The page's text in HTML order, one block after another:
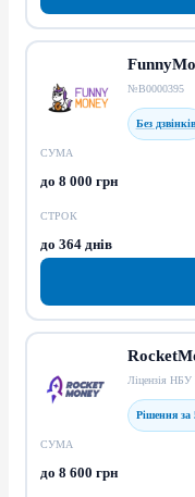
№В0000395
Без дзвінків
СУМА
до 8 000 грн
СТРОК
до 364 днів
Ліцензія
Рішення за
СУМА
до 8 600 грн